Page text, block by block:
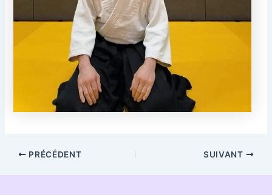
PRÉCÉDENT SUIVANT